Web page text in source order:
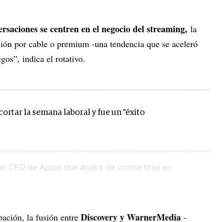
se centren en el negocio del streaming, la
por cable o premium -una tendencia que se aceleró
indica el rotativo.
la semana laboral y fue un "éxito
la fusión entre Discovery y WarnerMedia -